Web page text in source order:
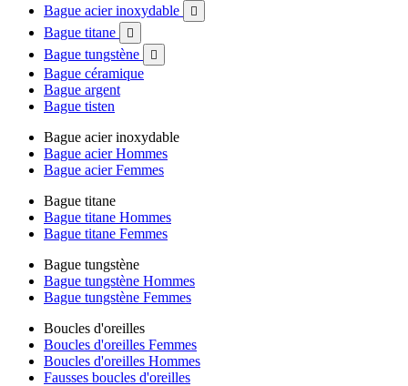
Bague acier inoxydable

Bague titane 
Bague tungstène 
Bague céramique
Bague argent
Bague tisten
Bague acier inoxydable
Bague acier Hommes
Bague acier Femmes
Bague titane
Bague titane Hommes
Bague titane Femmes
Bague tungstène
Bague tungstène Hommes
Bague tungstène Femmes
Boucles d'oreilles
Boucles d'oreilles Femmes
Boucles d'oreilles Hommes
Fausses boucles d'oreilles